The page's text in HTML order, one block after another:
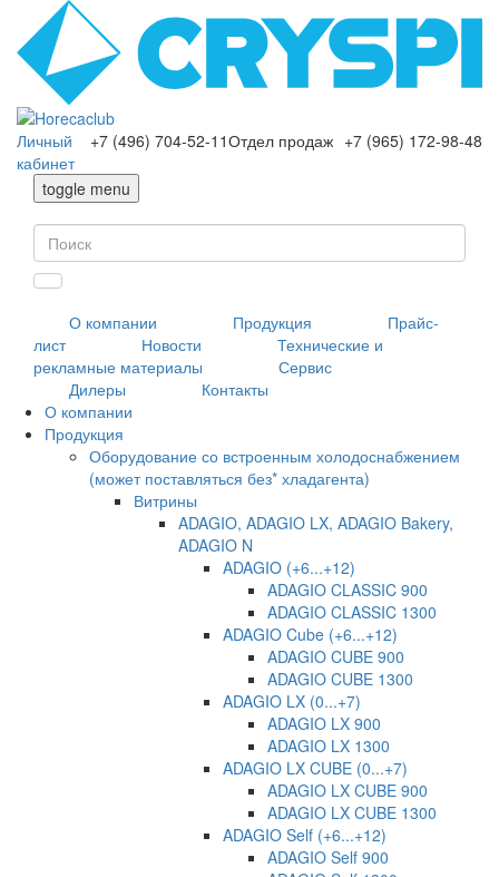
Личный
кабинет
+7 (496) 704-52-11Отдел продаж +7 (965) 172-98-48
toggle menu
О компании Продукция
Прайс-
лист
Новости
Технические и
рекламные материалы
Сервис
Дилеры
Контакты
О компании
Продукция
Оборудование со встроенным холодоснабжением
(может поставляться без* хладагента)
Витрины
ADAGIO, ADAGIO LX, ADAGIO Bakery,
ADAGIO N
ADAGIO (+6...+12)
ADAGIO CLASSIC 900
ADAGIO CLASSIC 1300
ADAGIO Cube (+6...+12)
ADAGIO CUBE 900
ADAGIO CUBE 1300
ADAGIO LX (0...+7)
ADAGIO LX 900
ADAGIO LX 1300
ADAGIO LX CUBE (0...+7)
ADAGIO LX CUBE 900
ADAGIO LX CUBE 1300
ADAGIO Self (+6...+12)
ADAGIO Self 900